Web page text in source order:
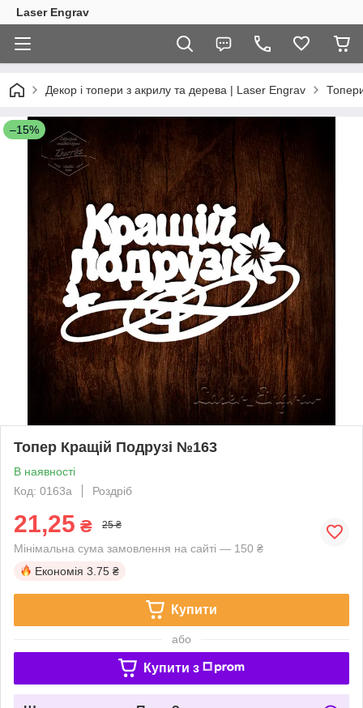
Laser Engrav
Декор і топери з акрилу та дерева | Laser Engrav
–15%
Топер Кращій Подрузі №163
В наявності
Код: 0163a
Роздріб
21,25 ₴ 25 ₴
Мінімальна сума замовлення на сайті — 150 ₴
Економія 3.75 ₴
Купити
або
Купити з